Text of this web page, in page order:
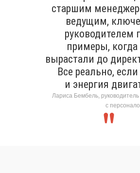
старшим
ведущим,
руководителем
примеры,
вырастали до
Все реально,
и энергия
Лариса Бембель,
с